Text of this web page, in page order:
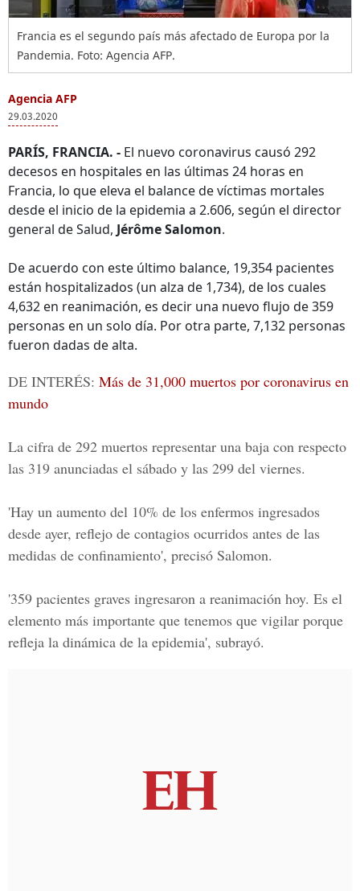
Francia es el segundo país más afectado de Europa por la
Pandemia. Foto: Agencia AFP.
Agencia AFP
29.03.2020
PARÍS, FRANCIA. - El nuevo coronavirus causó 292
decesos en hospitales en las últimas 24 horas en
Francia, lo que eleva el balance de víctimas mortales
desde el inicio de la epidemia a 2.606, según el director
general de Salud, Jérôme Salomon.
De acuerdo con este último balance, 19,354 pacientes
están hospitalizados (un alza de 1,734), de los cuales
4,632 en reanimación, es decir una nuevo flujo de 359
personas en un solo día. Por otra parte, 7,132 personas
fueron dadas de alta.
DE INTERÉS: Más de 31,000 muertos por coronavirus en
mundo
La cifra de 292 muertos representar una baja con respecto
las 319 anunciadas el sábado y las 299 del viernes.
'Hay un aumento del 10% de los enfermos ingresados
desde ayer, reflejo de contagios ocurridos antes de las
medidas de confinamiento', precisó Salomon.
'359 pacientes graves ingresaron a reanimación hoy. Es el
elemento más importante que tenemos que vigilar porque
refleja la dinámica de la epidemia', subrayó.